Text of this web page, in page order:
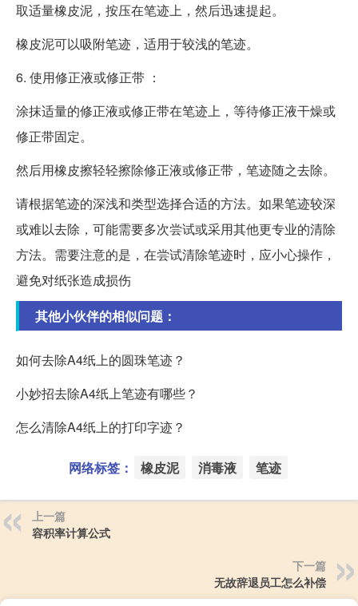
取适量橡皮泥，按压在笔迹上，然后迅速提起。
橡皮泥可以吸附笔迹，适用于较浅的笔迹。
6. 使用修正液或修正带 ：
涂抹适量的修正液或修正带在笔迹上，等待修正液干燥或
修正带固定。
然后用橡皮擦轻轻擦除修正液或修正带，笔迹随之去除。
请根据笔迹的深浅和类型选择合适的方法。如果笔迹较深
或难以去除，可能需要多次尝试或采用其他更专业的清除
方法。需要注意的是，在尝试清除笔迹时，应小心操作，
避免对纸张造成损伤
其他小伙伴的相似问题：
如何去除A4纸上的圆珠笔迹？
小妙招去除A4纸上笔迹有哪些？
怎么清除A4纸上的打印字迹？
网络标签： 橡皮泥 消毒液 笔迹
上一篇
容积率计算公式
下一篇
无故辞退员工怎么补偿